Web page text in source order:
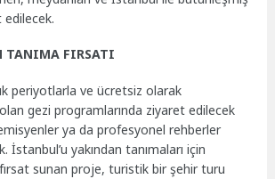
TANIMA FIRSATI
periyotlarla ve ücretsiz olarak
gezi programlarında ziyaret edilecek
ya da profesyonel rehberler
İstanbul’u yakından tanımaları için
sunan proje, turistik bir şehir turu